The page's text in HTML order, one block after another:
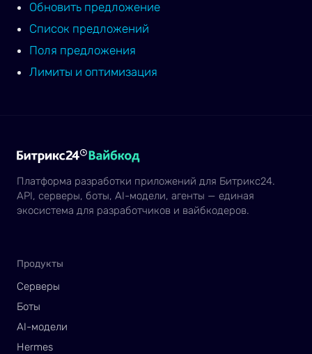
Обновить предложение
Список предложений
Поля предложения
Лимиты и оптимизация
Платформа разработки приложений для Битрикс24.
API, серверы, боты, AI-модели, агенты — единая
экосистема для разработчиков и вайбкодеров.
Продукты
Серверы
Боты
AI-модели
Hermes